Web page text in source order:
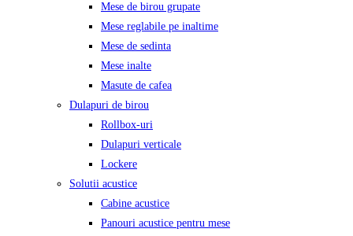
Mese de birou grupate
Mese reglabile pe inaltime
Mese de sedinta
Mese inalte
Masute de cafea
Dulapuri de birou
Rollbox-uri
Dulapuri verticale
Lockere
Solutii acustice
Cabine acustice
Panouri acustice pentru mese